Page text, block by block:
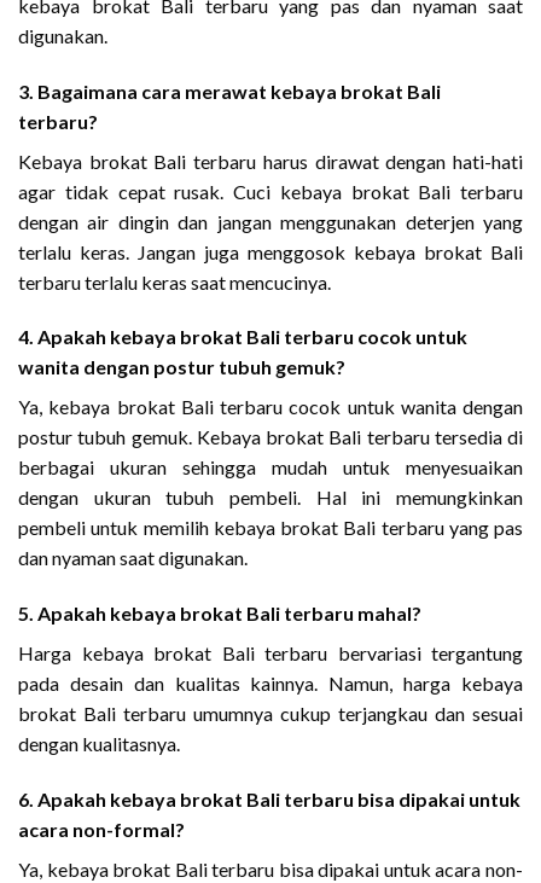
kebaya brokat Bali terbaru yang pas dan nyaman saat
digunakan.
3. Bagaimana cara merawat kebaya brokat Bali
terbaru?
Kebaya brokat Bali terbaru harus dirawat dengan hati-hati
agar tidak cepat rusak. Cuci kebaya brokat Bali terbaru
dengan air dingin dan jangan menggunakan deterjen yang
terlalu keras. Jangan juga menggosok kebaya brokat Bali
terbaru terlalu keras saat mencucinya.
4. Apakah kebaya brokat Bali terbaru cocok untuk
wanita dengan postur tubuh gemuk?
Ya, kebaya brokat Bali terbaru cocok untuk wanita dengan
postur tubuh gemuk. Kebaya brokat Bali terbaru tersedia di
berbagai ukuran sehingga mudah untuk menyesuaikan
dengan ukuran tubuh pembeli. Hal ini memungkinkan
pembeli untuk memilih kebaya brokat Bali terbaru yang pas
dan nyaman saat digunakan.
5. Apakah kebaya brokat Bali terbaru mahal?
Harga kebaya brokat Bali terbaru bervariasi tergantung
pada desain dan kualitas kainnya. Namun, harga kebaya
brokat Bali terbaru umumnya cukup terjangkau dan sesuai
dengan kualitasnya.
6. Apakah kebaya brokat Bali terbaru bisa dipakai untuk
acara non-formal?
Ya, kebaya brokat Bali terbaru bisa dipakai untuk acara non-